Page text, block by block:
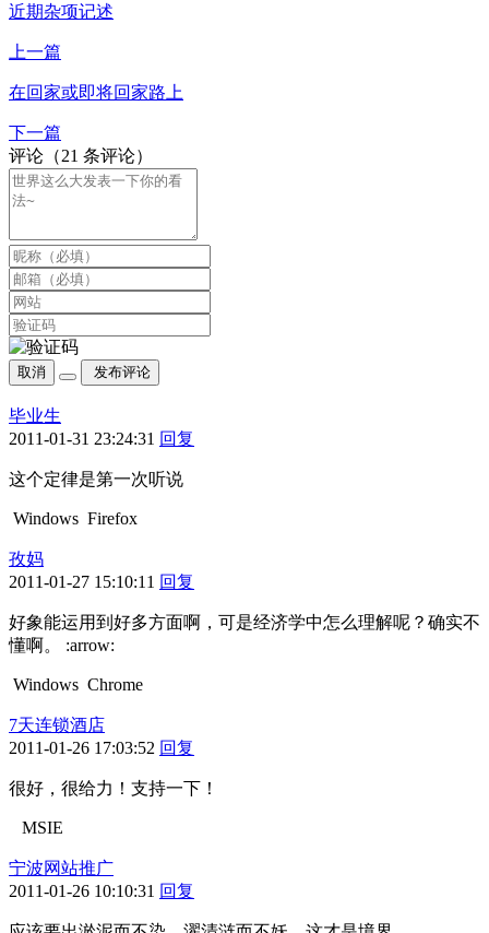
近期杂项记述
上一篇
在回家或即将回家路上
下一篇
评论（21 条评论）
取消 发布评论
毕业生
2011-01-31 23:24:31 回复
这个定律是第一次听说
Windows Firefox
孜妈
2011-01-27 15:10:11 回复
好象能运用到好多方面啊，可是经济学中怎么理解呢？确实不
懂啊。 :arrow:
Windows Chrome
7天连锁酒店
2011-01-26 17:03:52 回复
很好，很给力！支持一下！
MSIE
宁波网站推广
2011-01-26 10:10:31 回复